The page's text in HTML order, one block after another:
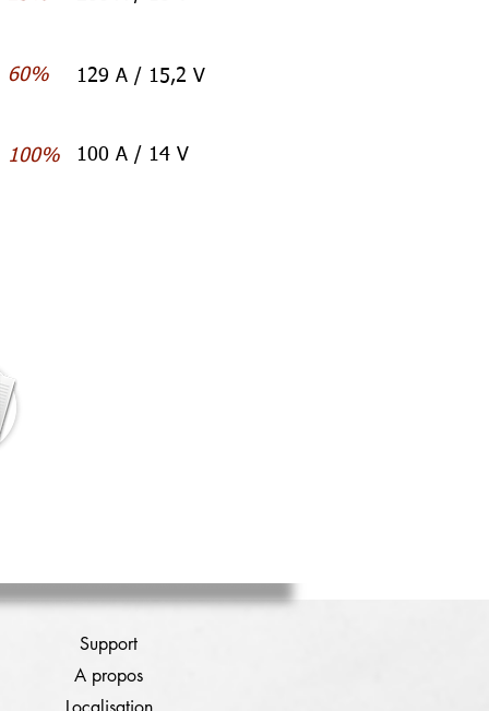
60% 129 A / 15,2 V
100% 100 A / 14 V
Support
A propos